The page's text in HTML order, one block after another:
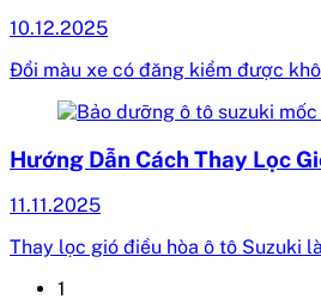
10.12.2025
Đổi màu xe có đăng kiểm được
Hướng Dẫn Cách Thay Lọc
11.11.2025
Thay lọc gió điều hòa ô tô Suzuki
1